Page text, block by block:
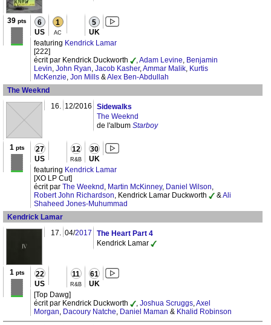
39 pts 6
US
1
AC
5
UK
featuring Kendrick Lamar
[222]
écrit par Kendrick Duckworth
,Adam Levine, Benjamin
Levin, John Ryan, Jacob Kasher,Ammar Malik, Kurtis
McKenzie, Jon Mills &Alex Ben-Abdullah
The Weeknd
16. 12/2016
Sidewalks
The Weeknd
de l'album Starboy
1 pts 27
US
12
R&B
30
UK
featuring Kendrick Lamar
[XO LP Cut]
écrit par The Weeknd , Martin McKinney, Daniel Wilson,
Robert John Richardson, Kendrick Lamar Duckworth &Ali
Shaheed Jones-Muhummad
Kendrick Lamar
17. 04/2017
The Heart Part 4
Kendrick Lamar
1 pts 22
US
11
R&B
61
UK
[Top Dawg]
écrit par Kendrick Duckworth
, Joshua Scruggs,Axel
Morgan, Dacoury Natche, Daniel Maman & Khalid Robinson